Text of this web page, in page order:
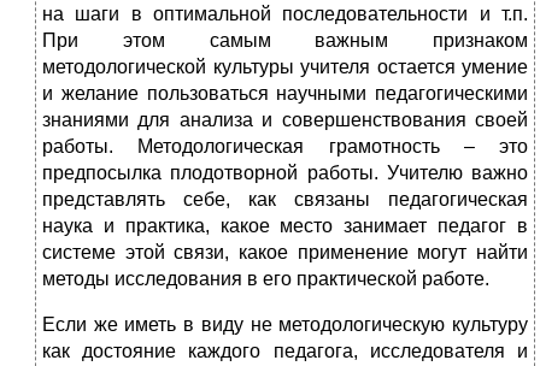
на шаги в оптимальной последовательности и т.п.
При этом самым важным признаком
методологической культуры учителя остается умение
и желание пользоваться научными педагогическими
знаниями для анализа и совершенствования своей
работы. Методологическая грамотность – это
предпосылка плодотворной работы. Учителю важно
представлять себе, как связаны педагогическая
наука и практика, какое место занимает педагог в
системе этой связи, какое применение могут найти
методы исследования в его практической работе.
Если же иметь в виду не методологическую культуру
как достояние каждого педагога, исследователя и